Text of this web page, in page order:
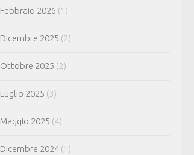
Febbraio 2026 (1)
Dicembre 2025 (2)
Ottobre 2025 (2)
Luglio 2025 (3)
Maggio 2025 (4)
Dicembre 2024 (1)